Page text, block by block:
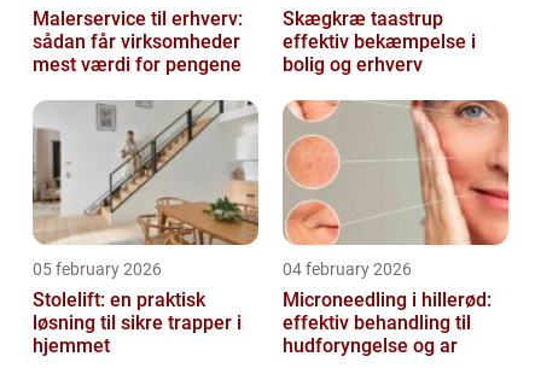
Malerservice til erhverv:
sådan får virksomheder
mest værdi for pengene
Skægkræ taastrup
effektiv bekæmpelse i
bolig og erhverv
05 february 2026
Stolelift: en praktisk
løsning til sikre trapper i
hjemmet
04 february 2026
Microneedling i hillerød:
effektiv behandling til
hudforyngelse og ar